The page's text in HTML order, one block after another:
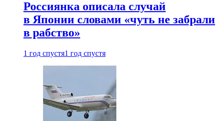
Россиянка описала случай
в Японии словами «чуть не забрали
в рабство»
1 год спустя1 год спустя